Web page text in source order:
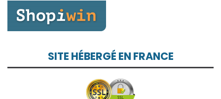
SITE HÉBERGÉ EN FRANCE